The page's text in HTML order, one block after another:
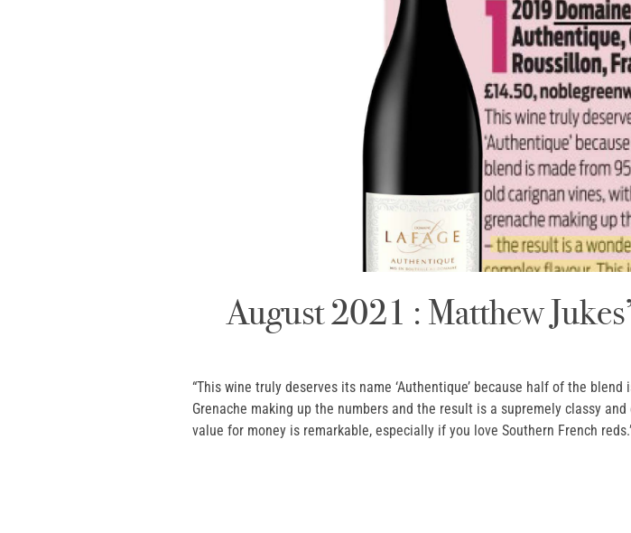
August 2021 : Matthew
“This wine truly deserves its name ‘Authentique’ because half of the
Grenache making up the numbers and the result is a supremely classy
value for money is remarkable, especially if you love Southern French